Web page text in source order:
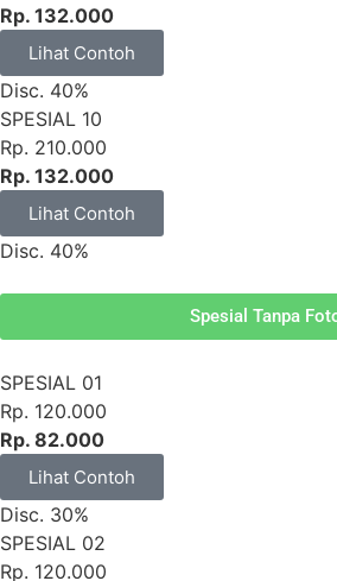
Rp. 132.000
Lihat Contoh
Disc. 40%
SPESIAL 10
Rp. 210.000
Rp. 132.000
Lihat Contoh
Disc. 40%
Spesial Tanpa
SPESIAL 01
Rp. 120.000
Rp. 82.000
Lihat Contoh
Disc. 30%
SPESIAL 02
Rp. 120.000